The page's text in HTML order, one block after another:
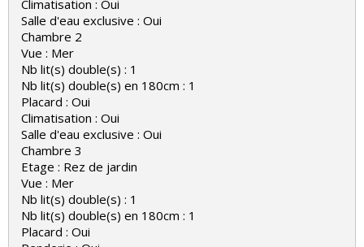
Climatisation : Oui
Salle d'eau exclusive : Oui
Chambre 2
Vue : Mer
Nb lit(s) double(s) : 1
Nb lit(s) double(s) en 180cm : 1
Placard : Oui
Climatisation : Oui
Salle d'eau exclusive : Oui
Chambre 3
Etage : Rez de jardin
Vue : Mer
Nb lit(s) double(s) : 1
Nb lit(s) double(s) en 180cm : 1
Placard : Oui